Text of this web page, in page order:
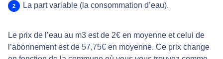
La part variable (la consommation d’eau).
Le prix de l’eau au m3 est de 2€ en moyenne et celui de
l’abonnement est de 57,75€ en moyenne. Ce prix change